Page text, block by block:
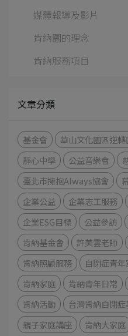
媒體報導及影片
肯納園的理念
肯納服務項目
文章分類
基金會 華山文化園區逆轉
靜心中學
公益音樂會
臺北市擁抱Always協會
企業公益
企業志工服務
企業ESG目標
公益參訪
肯納基金會
許美雲老師
肯納照顧服務
自閉症青
肯納家庭
肯納青年日常
肯納活動
台灣肯納自閉
親子家庭講座
肯納大家庭